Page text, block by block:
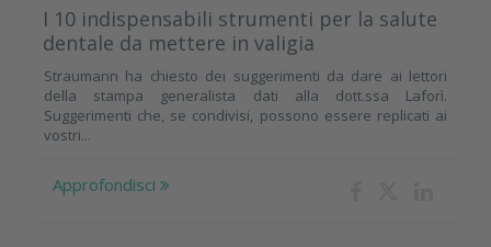
I 10 indispensabili strumenti per la salute
dentale da mettere in valigia
Straumann ha chiesto dei suggerimenti da dare ai lettori
della stampa generalista dati alla dott.ssa Laforì.
Suggerimenti che, se condivisi, possono essere replicati ai
vostri...
Approfondisci